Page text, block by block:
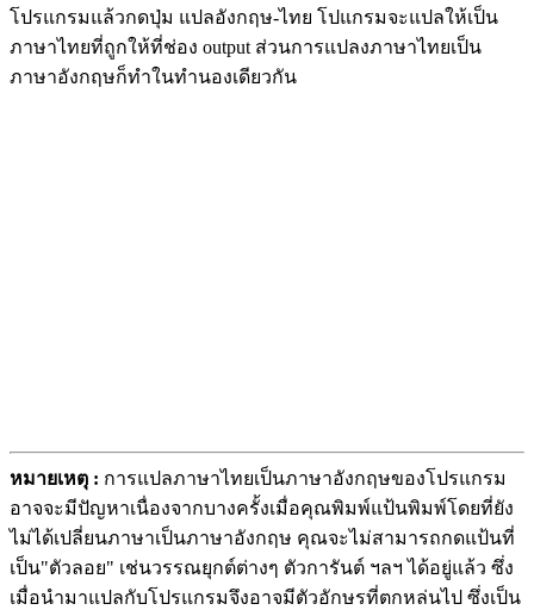
โปรแกรมแล้วกดปุ่ม แปลอังกฤษ-ไทย โปแกรมจะแปลให้เป็น
ภาษาไทยที่ถูกให้ที่ช่อง output ส่วนการแปลงภาษาไทยเป็น
ภาษาอังกฤษก็ทำในทำนองเดียวกัน
หมายเหตุ : การแปลภาษาไทยเป็นภาษาอังกฤษของโปรแกรม
อาจจะมีปัญหาเนื่องจากบางครั้งเมื่อคุณพิมพ์แป้นพิมพ์โดยที่ยัง
ไม่ได้เปลี่ยนภาษาเป็นภาษาอังกฤษ คุณจะไม่สามารถกดแป้นที่
เป็น"ตัวลอย" เช่นวรรณยุกต์ต่างๆ ตัวการันต์ ฯลฯ ได้อยู่แล้ว ซึ่ง
เมื่อนำมาแปลกับโปรแกรมจึงอาจมีตัวอักษรที่ตกหล่นไป ซึ่งเป็น